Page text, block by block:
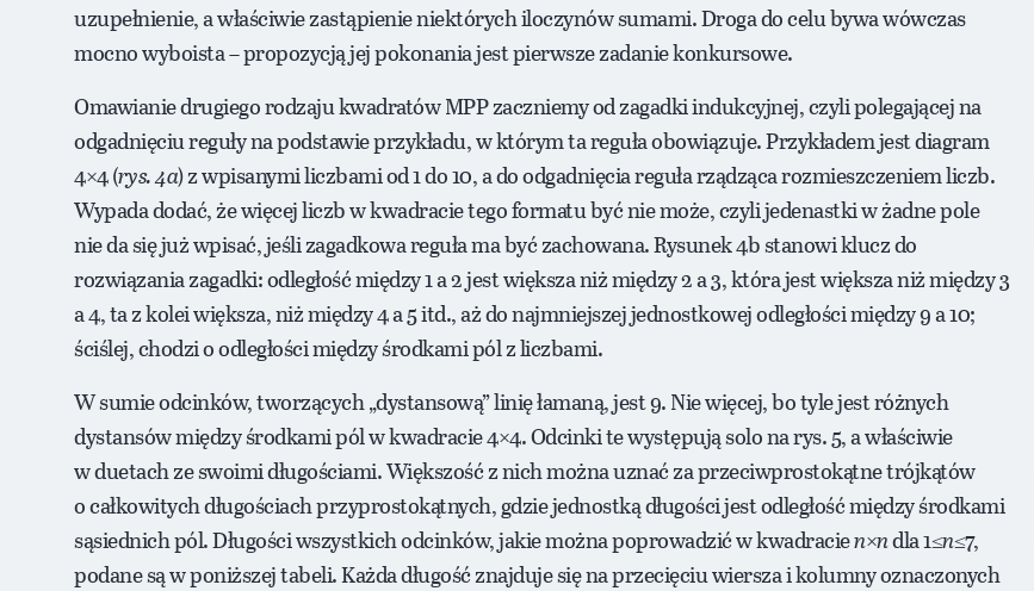
uzupełnienie, a właściwie zastąpienie niektórych iloczynów sumami. Droga do celu bywa wówczas
mocno wyboista – propozycją jej pokonania jest pierwsze zadanie konkursowe.
Omawianie drugiego rodzaju kwadratów MPP zaczniemy od zagadki indukcyjnej, czyli polegającej na
odgadnięciu reguły na podstawie przykładu, w którym ta reguła obowiązuje. Przykładem jest diagram
4×4 (rys. 4a) z wpisanymi liczbami od 1 do 10, a do odgadnięcia reguła rządząca rozmieszczeniem liczb.
Wypada dodać, że więcej liczb w kwadracie tego formatu być nie może, czyli jedenastki w żadne pole
nie da się już wpisać, jeśli zagadkowa reguła ma być zachowana. Rysunek 4b stanowi klucz do
rozwiązania zagadki: odległość między 1 a 2 jest większa niż między 2 a 3, która jest większa niż między 3
a 4, ta z kolei większa, niż między 4 a 5 itd., aż do najmniejszej jednostkowej odległości między 9 a 10;
ściślej, chodzi o odległości między środkami pól z liczbami.
W sumie odcinków, tworzących „dystansową” linię łamaną, jest 9. Nie więcej, bo tyle jest różnych
dystansów między środkami pól w kwadracie 4×4. Odcinki te występują solo na rys. 5, a właściwie
w duetach ze swoimi długościami. Większość z nich można uznać za przeciwprostokątne trójkątów
o całkowitych długościach przyprostokątnych, gdzie jednostką długości jest odległość między środkami
sąsiednich pól. Długości wszystkich odcinków, jakie można poprowadzić w kwadracien×ndla 1≤n≤7,
podane są w poniższej tabeli. Każda długość znajduje się na przecięciu wiersza i kolumny oznaczonych